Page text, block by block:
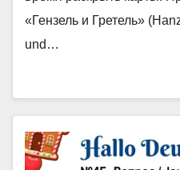
«Гензель и Гретель»
und…